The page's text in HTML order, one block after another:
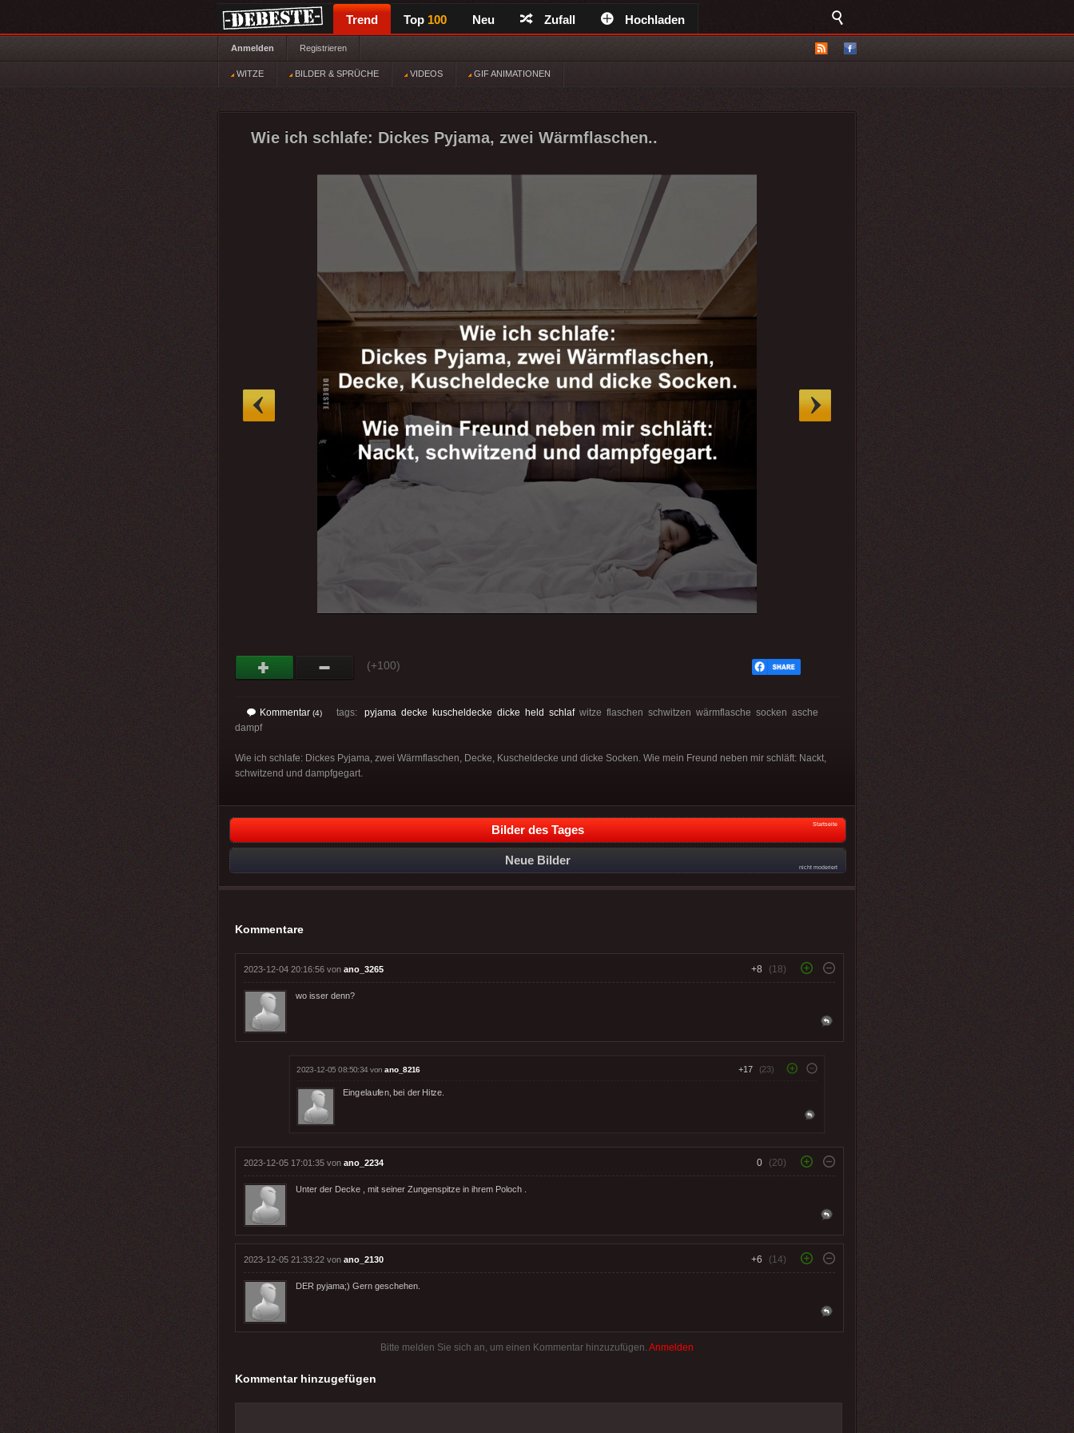
Trend Top 100 Neu Zufall Hochladen
Anmelden Registrieren
WITZE BILDER & SPRÜCHE VIDEOS GIF ANIMATIONEN
Wie ich schlafe: Dickes Pyjama, zwei Wärmflaschen..
(+100)
Kommentar (4) tags: pyjama decke kuscheldecke dicke held schlafwitze flaschen schwitzen wärmflasche socken asche
dampf
Wie ich schlafe: Dickes Pyjama, zwei Wärmflaschen, Decke, Kuscheldecke und dicke Socken. Wie mein Freund neben mir schläft: Nackt,
schwitzend und dampfgegart.
Bilder des Tages Startseite
Neue Bilder
nicht moderiert
Kommentare
2023-12-04 20:16:56 von ano_3265 +8 (18)
wo isser denn?
2023-12-05 08:50:34 vonano_8216 +17 (23)
Eingelaufen, bei der Hitze.
2023-12-05 17:01:35 von ano_2234 0 (20)
Unter der Decke , mit seiner Zungenspitze in ihrem Poloch .
2023-12-05 21:33:22 von ano_2130 +6 (14)
DER pyjama;) Gern geschehen.
Bitte melden Sie sich an, um einen Kommentar hinzuzufügen. Anmelden
Kommentar hinzugefügen